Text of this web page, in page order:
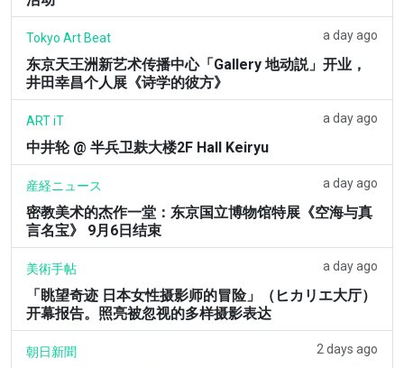
Tokyo Art Beat a day ago
东京天王洲新艺术传播中心「Gallery 地动説」开业，
井田幸昌个人展《诗学的彼方》
ART iT a day ago
中井轮 @ 半兵卫麸大楼2F Hall Keiryu
産経ニュース a day ago
密教美术的杰作一堂：东京国立博物馆特展《空海与真
言名宝》 9月6日结束
美術手帖 a day ago
「眺望奇迹 日本女性摄影师的冒险」（ヒカリエ大厅）
开幕报告。照亮被忽视的多样摄影表达
朝日新聞 2 days ago